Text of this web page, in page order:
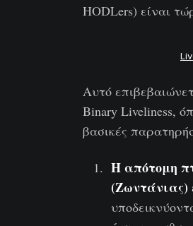
HODLers) είναι
Αυτό
Binary Liveliness,
βασικές
Η απότομη
(Ζωντάνιας)